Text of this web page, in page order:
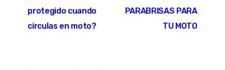
protegido cuando
circulas en moto?
PARABRISAS PARA
TU MOTO